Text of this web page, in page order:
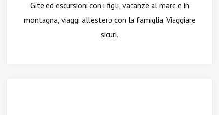
Gite ed escursioni con i figli, vacanze al mare e in
montagna, viaggi all'estero con la famiglia. Viaggiare
sicuri.